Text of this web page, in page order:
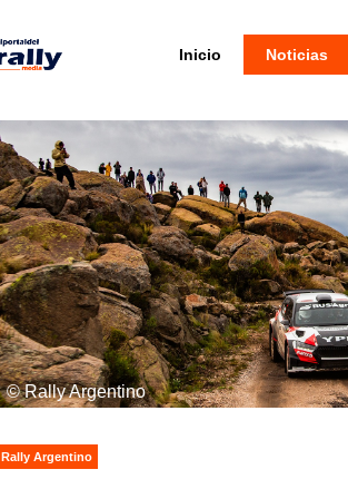
Inicio Noticias
© Rally Argentino
Rally Argentino